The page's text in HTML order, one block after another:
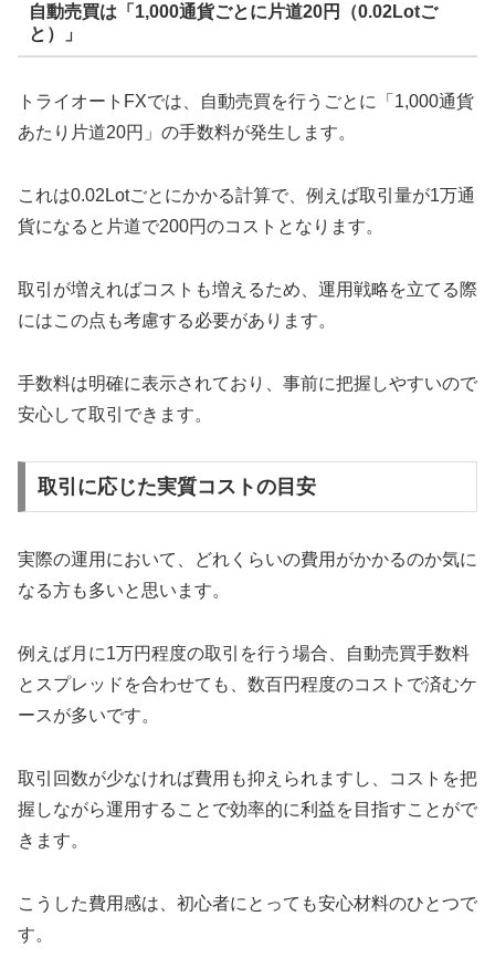
自動売買は「1,000通貨ごとに片道20円（0.02Lotご
と）」
トライオートFXでは、自動売買を行うごとに「1,000通貨
あたり片道20円」の手数料が発生します。
これは0.02Lotごとにかかる計算で、例えば取引量が1万通
貨になると片道で200円のコストとなります。
取引が増えればコストも増えるため、運用戦略を立てる際
にはこの点も考慮する必要があります。
手数料は明確に表示されており、事前に把握しやすいので
安心して取引できます。
取引に応じた実質コストの目安
実際の運用において、どれくらいの費用がかかるのか気に
なる方も多いと思います。
例えば月に1万円程度の取引を行う場合、自動売買手数料
とスプレッドを合わせても、数百円程度のコストで済むケ
ースが多いです。
取引回数が少なければ費用も抑えられますし、コストを把
握しながら運用することで効率的に利益を目指すことがで
きます。
こうした費用感は、初心者にとっても安心材料のひとつで
す。